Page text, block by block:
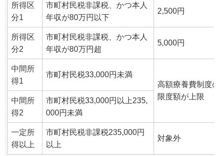
所得区
分1
市町村民税非課税、かつ本人
年収が80万円以下
2,500円
所得区
分2
市町村民税非課税、かつ本人
年収が80万円超
5,000円
中間所
得1
市町村民税33,000円未満
高額療養費制度
限度額が上限
中間所
得2
市町村民税33,000円以上235,
000円未満
一定所
得以上
市町村民税非課税235,000円
以上
対象外